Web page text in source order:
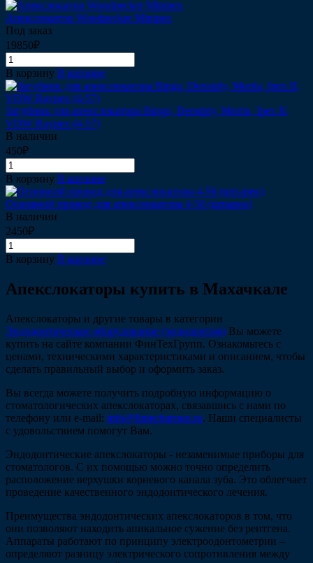
Апекслокатор Woodpecker Minipex
Под заказ
19850₽
В корзину В корзине
Загубник для апекслокатора Bingo, Denstply, Morita, Ipex II,
VDW Raypex (4-57)
В наличии
450₽
В корзину В корзине
Основной провод для апекслокатора 4-56 (штырек)
В наличии
2450₽
В корзину В корзине
Апекслокаторы купить в Махачкале
Апекслокаторы и другие товары в категории
Эндодонтическое оборудование (эндодонтам) Вы можете
купить на сайте компании ФинТехГрупп. Ознакомьтесь с
ценами, техническими характеристиками и описанием, чтобы
сделать правильный выбор и оформить заказ.
Вы всегда можете получить подробную информацию о
стоматологических апекслокаторах, связавшись с нами по
телефону или e-mail: info@fintechgroup.ru. Наши специалисты
с удовольствием помогут Вам.
Эндодонтические апекслокаторы - незаменимые приборы для
стоматологов. С их помощью можно точно определить
расположение верхушки корневого канала зуба. Это облегчает
проведение качественного эндодонтического лечения.
Преимущества эндодонтических апекслокаторов в том, что
они позволяют находить апикальное сужение без рентгена.
Аппараты работают по принципу электроодонтометрии –
определяют разницу электрического сопротивления между